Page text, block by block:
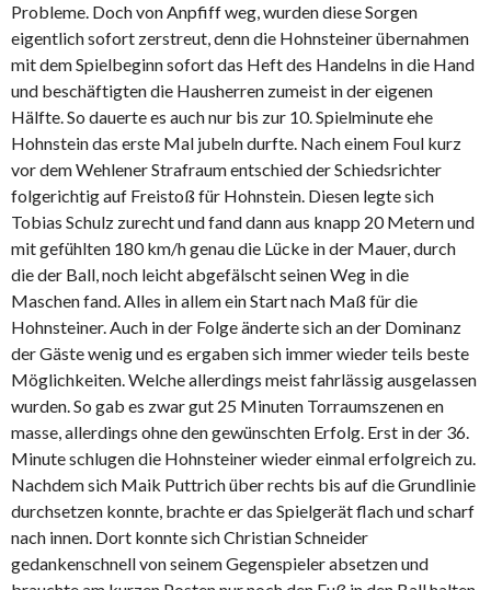
Probleme. Doch von Anpfiff weg, wurden diese Sorgen
eigentlich sofort zerstreut, denn die Hohnsteiner übernahmen
mit dem Spielbeginn sofort das Heft des Handelns in die Hand
und beschäftigten die Hausherren zumeist in der eigenen
Hälfte. So dauerte es auch nur bis zur 10. Spielminute ehe
Hohnstein das erste Mal jubeln durfte. Nach einem Foul kurz
vor dem Wehlener Strafraum entschied der Schiedsrichter
folgerichtig auf Freistoß für Hohnstein. Diesen legte sich
Tobias Schulz zurecht und fand dann aus knapp 20 Metern und
mit gefühlten 180 km/h genau die Lücke in der Mauer, durch
die der Ball, noch leicht abgefälscht seinen Weg in die
Maschen fand. Alles in allem ein Start nach Maß für die
Hohnsteiner. Auch in der Folge änderte sich an der Dominanz
der Gäste wenig und es ergaben sich immer wieder teils beste
Möglichkeiten. Welche allerdings meist fahrlässig ausgelassen
wurden. So gab es zwar gut 25 Minuten Torraumszenen en
masse, allerdings ohne den gewünschten Erfolg. Erst in der 36.
Minute schlugen die Hohnsteiner wieder einmal erfolgreich zu.
Nachdem sich Maik Puttrich über rechts bis auf die Grundlinie
durchsetzen konnte, brachte er das Spielgerät flach und scharf
nach innen. Dort konnte sich Christian Schneider
gedankenschnell von seinem Gegenspieler absetzen und